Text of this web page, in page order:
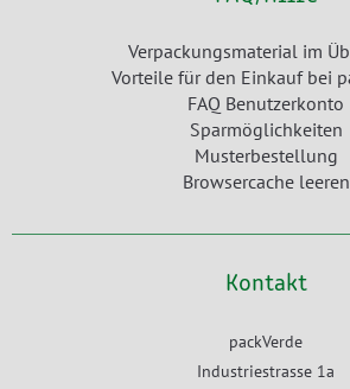
Verpackungsmaterial im
Vorteile für den Einkauf bei
FAQ Benutzerkonto
Sparmöglichkeiten
Musterbestellung
Browsercache leeren
Kontakt
packVerde
Industriestrasse 1a